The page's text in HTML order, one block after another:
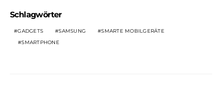
Schlagwörter
GADGETS SAMSUNG
SMARTE MOBILGERÄTE
SMARTPHONE